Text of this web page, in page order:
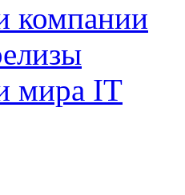
компании
мира IT